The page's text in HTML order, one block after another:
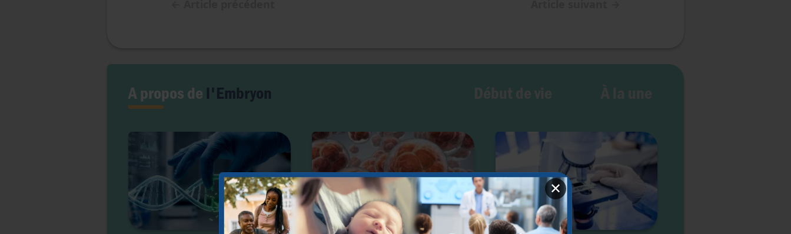
✕
A propos de l'Embryon Début de vie